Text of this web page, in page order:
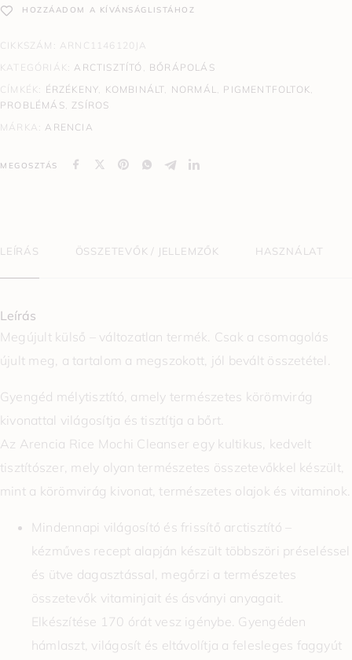
HOZZÁADOM A KÍVÁNSÁGLISTÁHOZ
CIKKSZÁM: ARNC1146120JA
KATEGÓRIÁK:ARCTISZTÍTÓ , BŐRÁPOLÁS
CÍMKÉK: ÉRZÉKENY, KOMBINÁLT, NORMÁL, PIGMENTFOLTOK,
PROBLÉMÁS, ZSÍROS
MÁRKA:ARENCIA
MEGOSZTÁS
LEÍRÁS ÖSSZETEVŐK / JELLEMZŐK HASZNÁLAT
Leírás
Megújult külső – változatlan termék. Csak a csomagolás
újult meg, a tartalom a megszokott, jól bevált összetétel.
Gyengéd mélytisztító, amely természetes körömvirág
kivonattal világosítja és tisztítja a bőrt.
Az Arencia Rice Mochi Cleanser egy kultikus, kedvelt
tisztítószer, mely olyan természetes összetevőkkel készült,
mint a körömvirág kivonat, természetes olajok és vitaminok.
Mindennapi világosító és frissítő arctisztító –
kézműves recept alapján készült többszöri préseléssel
és ütve dagasztással, megőrzi a természetes
összetevők vitaminjait és ásványi anyagait.
Elkészítése 170 órát vesz igénybe. Gyengéden
hámlaszt, világosít és eltávolítja a felesleges faggyút